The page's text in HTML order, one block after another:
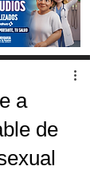
a
de